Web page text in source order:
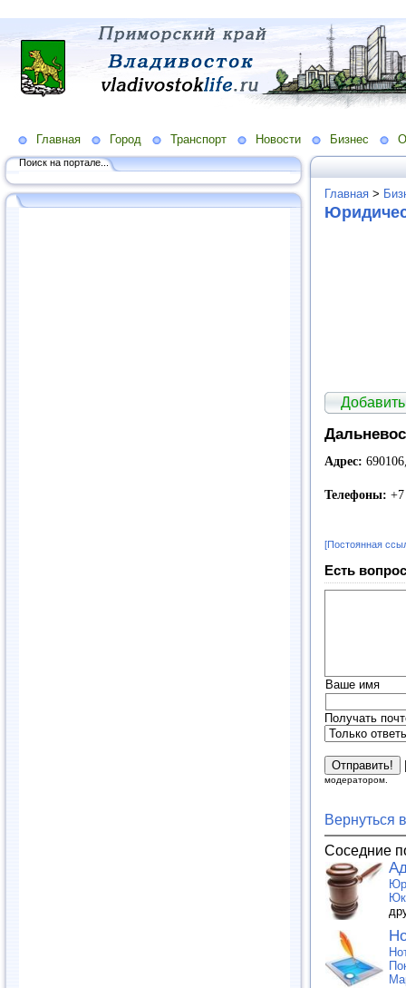
Главная Город Транспорт Новости Бизнес
Поиск на портале...
Главная >
Адрес:
Телефоны:
[Постоянная
Есть
Ваше имя
Получать
модератором.
Вернуться
Соседние